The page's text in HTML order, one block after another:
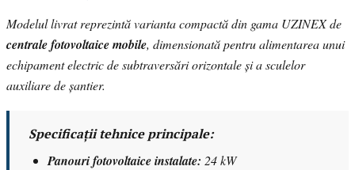
Modelul livrat reprezintă varianta compactă din gama UZINEX de
centrale fotovoltaice mobile, dimensionată pentru alimentarea unui
echipament electric de subtraversări orizontale și a sculelor
auxiliare de șantier.
Specificații tehnice principale:
Panouri fotovoltaice instalate: 24 kW